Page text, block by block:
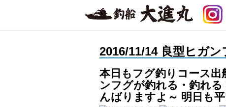
2016/11/14 良型ヒガン
本日もフグ釣りコース
ンフグが釣れる・釣れ
んばりますよ～ 明日も